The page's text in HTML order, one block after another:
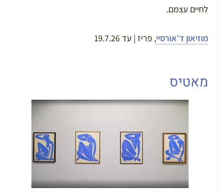
לחיים עצמם.
מוזיאון ד’אורסיי, פריז | עד 19.7.26
מאטיס